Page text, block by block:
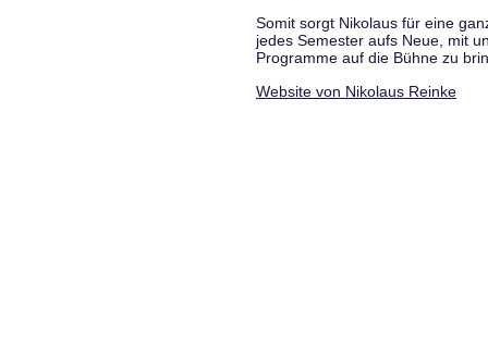
Somit sorgt Nikolaus für eine
jedes Semester aufs Neue, mit
Programme auf die Bühne zu
Website von Nikolaus Reinke